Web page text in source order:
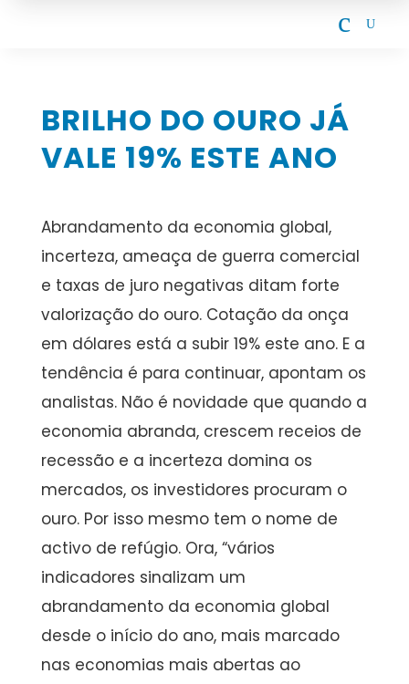
c U
BRILHO DO OURO JÁ
VALE 19% ESTE ANO
Abrandamento da economia global,
incerteza, ameaça de guerra comercial
e taxas de juro negativas ditam forte
valorização do ouro. Cotação da onça
em dólares está a subir 19% este ano. E a
tendência é para continuar, apontam os
analistas. Não é novidade que quando a
economia abranda, crescem receios de
recessão e a incerteza domina os
mercados, os investidores procuram o
ouro. Por isso mesmo tem o nome de
activo de refúgio. Ora, “vários
indicadores sinalizam um
abrandamento da economia global
desde o início do ano, mais marcado
nas economias mais abertas ao